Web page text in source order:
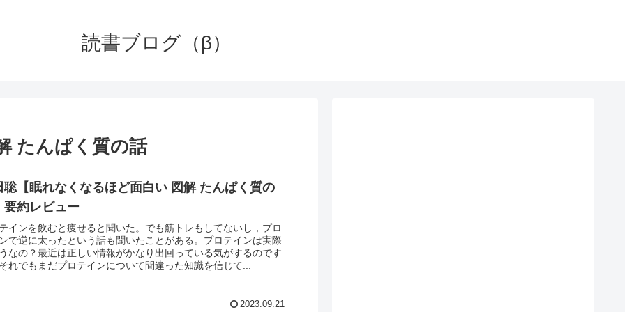
読書ブログ（β）
たんぱく質の話
聡【眠れなくなるほど面白い 図解 たんぱく質の
要約レビュー
インを飲むと痩せると聞いた。でも筋トレもしてないし，プロ
で逆に太ったという話も聞いたことがある。プロテインは実際
なの？最近は正しい情報がかなり出回っている気がするのです
れでもまだプロテインについて間違った知識を信じて...
2023.09.21